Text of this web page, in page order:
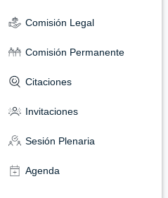
Comisión Legal
Comisión Permanente
Citaciones
Invitaciones
Sesión Plenaria
Agenda